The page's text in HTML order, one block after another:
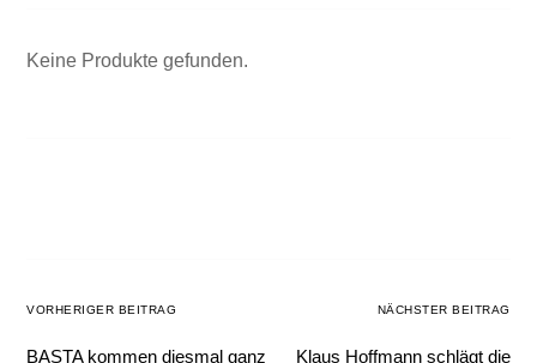
Keine Produkte gefunden.
VORHERIGER BEITRAG
BASTA kommen diesmal ganz
NÄCHSTER BEITRAG
Klaus Hoffmann schlägt die